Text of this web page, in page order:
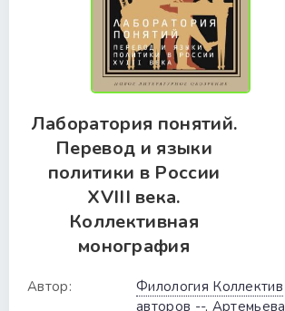
Лаборатория понятий.
Перевод и языки
политики в России
XVIII века.
Коллективная
монография
Автор:
Филология Коллектив
авторов --, Артемьева